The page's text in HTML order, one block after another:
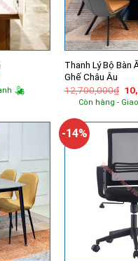
Thanh Lý Bộ Bàn
Ghế Châu Âu
12,700,000₫ Giá
gốc
là:
Còn hàng -
-14%